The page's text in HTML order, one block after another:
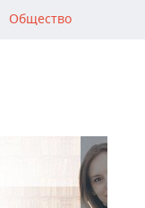
Общество